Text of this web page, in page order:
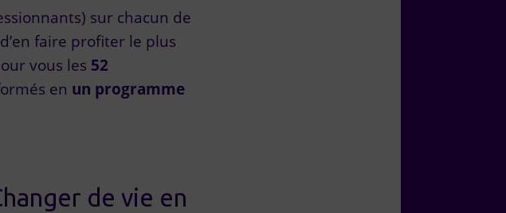
sur chacun de
faire profiter le plus
vous les 52
en un programme
de vie en